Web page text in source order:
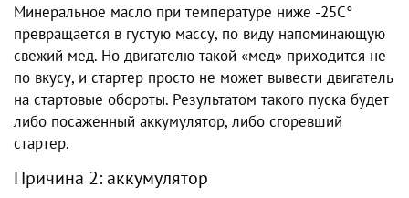
Минеральное масло при температуре ниже -25С°
превращается в густую массу, по виду напоминающую
свежий мед. Но двигателю такой «мед» приходится не
по вкусу, и стартер просто не может вывести двигатель
на стартовые обороты. Результатом такого пуска будет
либо посаженный аккумулятор, либо сгоревший
стартер.
Причина 2: аккумулятор